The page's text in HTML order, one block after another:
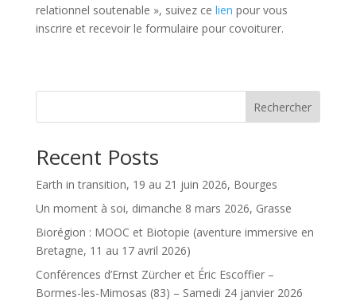
relationnel soutenable », suivez ce lien pour vous
inscrire et recevoir le formulaire pour covoiturer.
Rechercher
Recent Posts
Earth in transition, 19 au 21 juin 2026, Bourges
Un moment à soi, dimanche 8 mars 2026, Grasse
Biorégion : MOOC et Biotopie (aventure immersive en
Bretagne, 11 au 17 avril 2026)
Conférences d’Ernst Zürcher et Éric Escoffier –
Bormes-les-Mimosas (83) – Samedi 24 janvier 2026